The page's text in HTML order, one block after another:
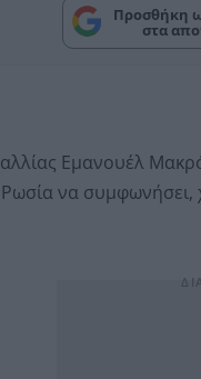
Προσθήκη
στα
Εμανουέλ
Ρωσία να